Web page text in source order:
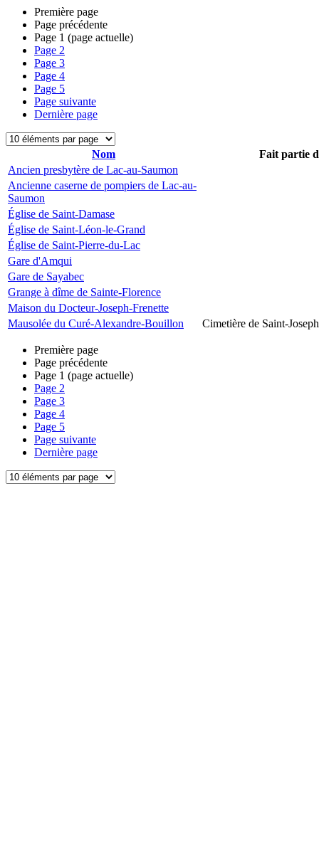
Première page
Page précédente
Page 1 (page actuelle)
Page 2
Page 3
Page 4
Page 5
Page suivante
Dernière page
Nom
Fait partie
Ancien presbytère de Lac-au-Saumon
Ancienne caserne de pompiers de Lac-au-
Saumon
Église de Saint-Damase
Église de Saint-Léon-le-Grand
Église de Saint-Pierre-du-Lac
Gare d'Amqui
Gare de Sayabec
Grange à dîme de Sainte-Florence
Maison du Docteur-Joseph-Frenette
Mausolée du Curé-Alexandre-Bouillon
Cimetière de Saint-Joseph
Première page
Page précédente
Page 1 (page actuelle)
Page 2
Page 3
Page 4
Page 5
Page suivante
Dernière page